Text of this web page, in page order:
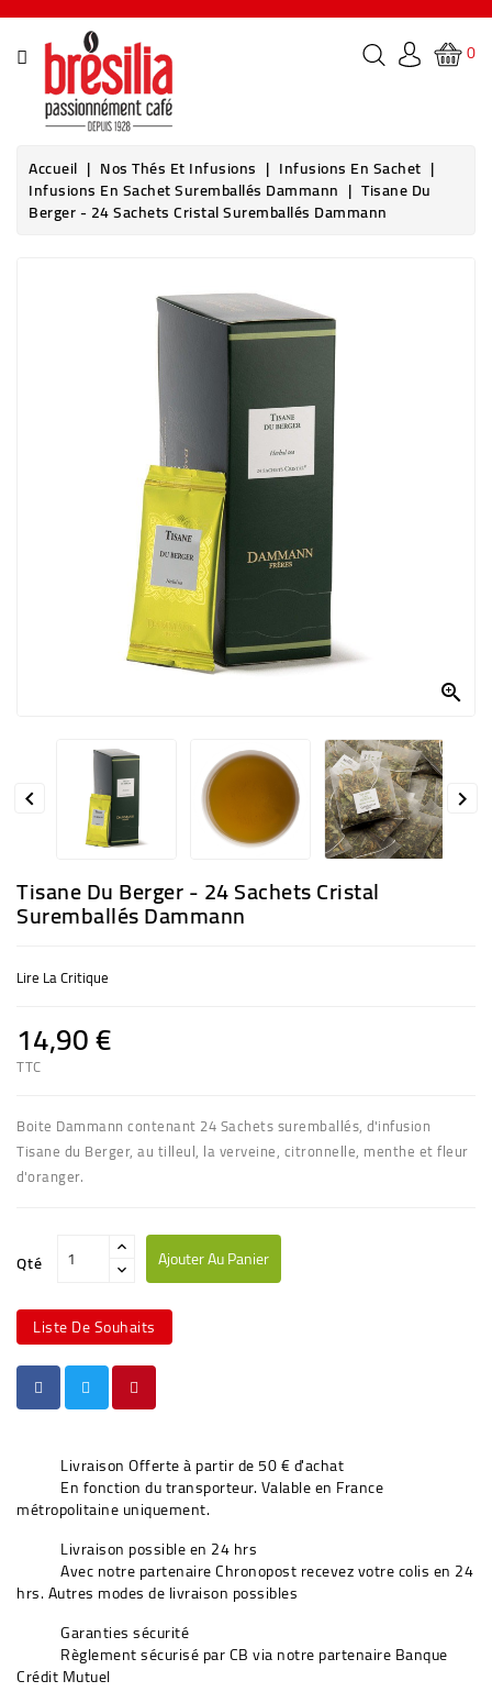
CATÉGORIE
ACCUEIL
CAFÉS
0
Accueil Nos Thés Et Infusions Infusions En Sachet
Infusions En Sachet Suremballés Dammann Tisane Du
Berger - 24 Sachets Cristal Suremballés Dammann

 
Tisane Du Berger - 24 Sachets Cristal
Suremballés Dammann
Lire La Critique
14,90 €
TTC
Boite Dammann contenant 24 Sachets suremballés, d'infusion
Tisane du Berger, au tilleul, la verveine, citronnelle, menthe et fleur
d'oranger.
Qté Ajouter Au Panier
Liste De Souhaits
Livraison Offerte à partir de 50 € d'achat
En fonction du transporteur. Valable en France
métropolitaine uniquement.
Livraison possible en 24 hrs
Avec notre partenaire Chronopost recevez votre colis en 24
hrs. Autres modes de livraison possibles
Garanties sécurité
Règlement sécurisé par CB via notre partenaire Banque
Crédit Mutuel